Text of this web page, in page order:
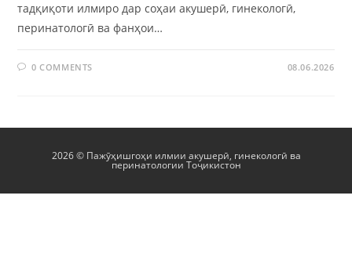
тадқиқоти илмиро дар соҳаи акушерӣ, гинекологӣ,
перинатологӣ ва фанҳои…
0 COMMENTS 08.06.2026
2026 © Пажӯҳишгоҳи илмии акушерӣ, гинекологӣ ва
перинатологии Тоҷикистон